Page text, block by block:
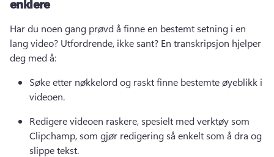
enklere
Har du noen gang prøvd å finne en bestemt setning i en
lang video? Utfordrende, ikke sant? En transkripsjon hjelper
deg med å:
Søke etter nøkkelord og raskt finne bestemte øyeblikk i
videoen.
Redigere videoen raskere, spesielt med verktøy som
Clipchamp, som gjør redigering så enkelt som å dra og
slippe tekst.